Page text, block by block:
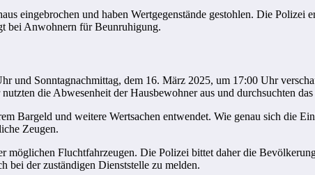
eingebrochen und haben Wertgegenstände gestohlen. Die
bei Anwohnern für Beunruhigung.
und Sonntagnachmittag, dem 16. März 2025, um 17:00 Uhr
die Abwesenheit der Hausbewohner aus und durchsuchten
Bargeld und weitere Wertsachen entwendet. Wie genau sich die
Zeugen.
möglichen Fluchtfahrzeugen. Die Polizei bittet daher die
bei der zuständigen Dienststelle zu melden.